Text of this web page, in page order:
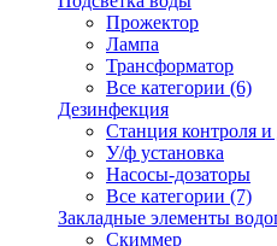
Прожектор
Лампа
Трансформатор
Все категории (6)
Дезинфекция
Станция контроля
У/ф установка
Насосы-дозаторы
Все категории (7)
Закладные элементы
Скиммер